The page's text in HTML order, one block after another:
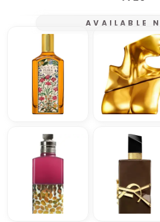
AVAILABLE